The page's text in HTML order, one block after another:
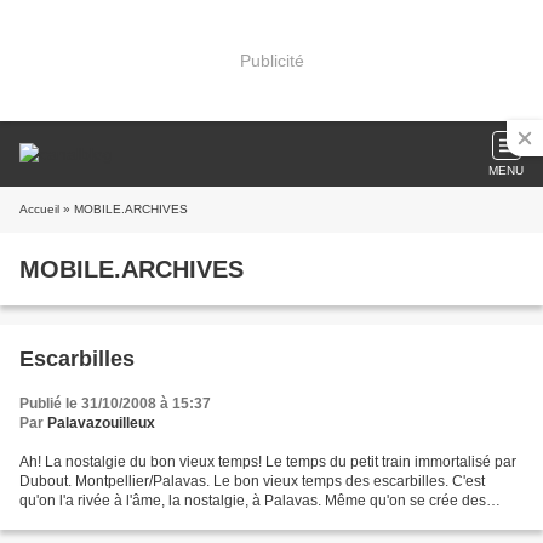
Publicité
MENU
Accueil » MOBILE.ARCHIVES
MOBILE.ARCHIVES
Escarbilles
Publié le 31/10/2008 à 15:37
Par Palavazouilleux
Ah! La nostalgie du bon vieux temps! Le temps du petit train immortalisé par
Dubout. Montpellier/Palavas. Le bon vieux temps des escarbilles. C'est
qu'on l'a rivée à l'âme, la nostalgie, à Palavas. Même qu'on se crée des